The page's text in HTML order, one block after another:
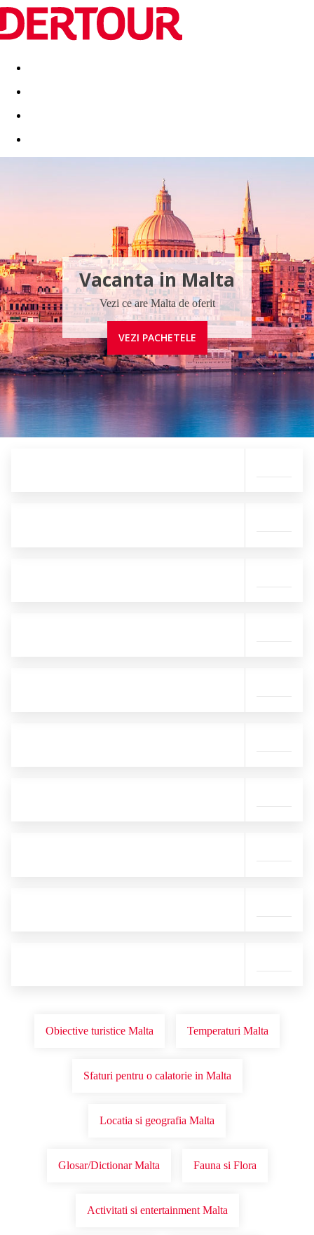
Destinatii Vacanta perfecta OFERTE DE NERATAT
Vacanta in Malta
Vezi ce are Malta de oferit
VEZI PACHETELE
Obiective turistice Malta Temperaturi Malta
Sfaturi pentru o calatorie in Malta
Locatia si geografia Malta
Glosar/Dictionar Malta Fauna si Flora
Activitati si entertainment Malta